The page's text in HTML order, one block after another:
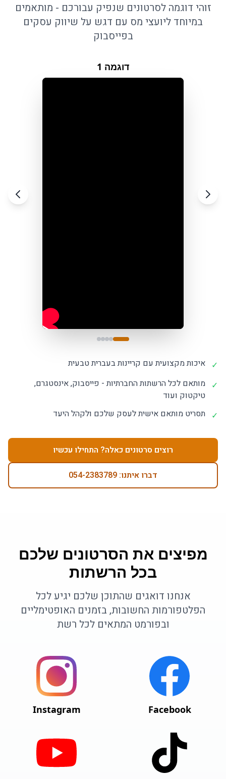
זוהי דוגמה לסרטונים שנפיק עבורכם - מותאמים
במיוחד ליועצי מס עם דגש על שיווק עסקים
בפייסבוק
דוגמה 1
✓ איכות מקצועית עם קריינות בעברית טבעית
✓ מותאם לכל הרשתות החברתיות - פייסבוק, אינסטגרם,
טיקטוק ועוד
✓ תסריט מותאם אישית לעסק שלכם ולקהל היעד
רוצים סרטונים כאלה? התחילו עכשיו
דברו איתנו: 054-2383789
מפיצים את הסרטונים שלכם
בכל הרשתות
אנחנו דואגים שהתוכן שלכם יגיע לכל
הפלטפורמות החשובות, בזמנים האופטימליים
ובפורמט המתאים לכל רשת
Facebook
Instagram